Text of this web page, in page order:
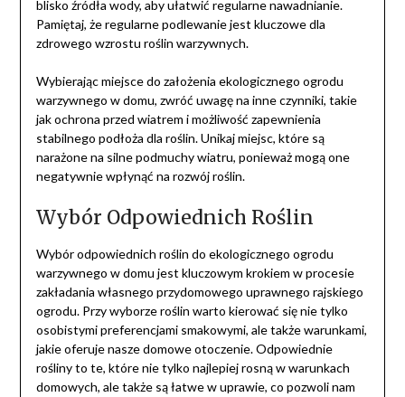
blisko źródła wody, aby ułatwić regularne nawadnianie.
Pamiętaj, że regularne podlewanie jest kluczowe dla
zdrowego wzrostu roślin warzywnych.
Wybierając miejsce do założenia ekologicznego ogrodu
warzywnego w domu, zwróć uwagę na inne czynniki, takie
jak ochrona przed wiatrem i możliwość zapewnienia
stabilnego podłoża dla roślin. Unikaj miejsc, które są
narażone na silne podmuchy wiatru, ponieważ mogą one
negatywnie wpłynąć na rozwój roślin.
Wybór Odpowiednich Roślin
Wybór odpowiednich roślin do ekologicznego ogrodu
warzywnego w domu jest kluczowym krokiem w procesie
zakładania własnego przydomowego uprawnego rajskiego
ogrodu. Przy wyborze roślin warto kierować się nie tylko
osobistymi preferencjami smakowymi, ale także warunkami,
jakie oferuje nasze domowe otoczenie. Odpowiednie
rośliny to te, które nie tylko najlepiej rosną w warunkach
domowych, ale także są łatwe w uprawie, co pozwoli nam